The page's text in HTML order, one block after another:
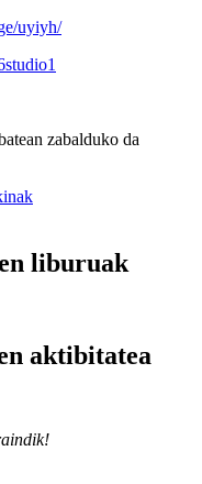
uyiyh/
zabalduko da
liburuak
aktibitatea